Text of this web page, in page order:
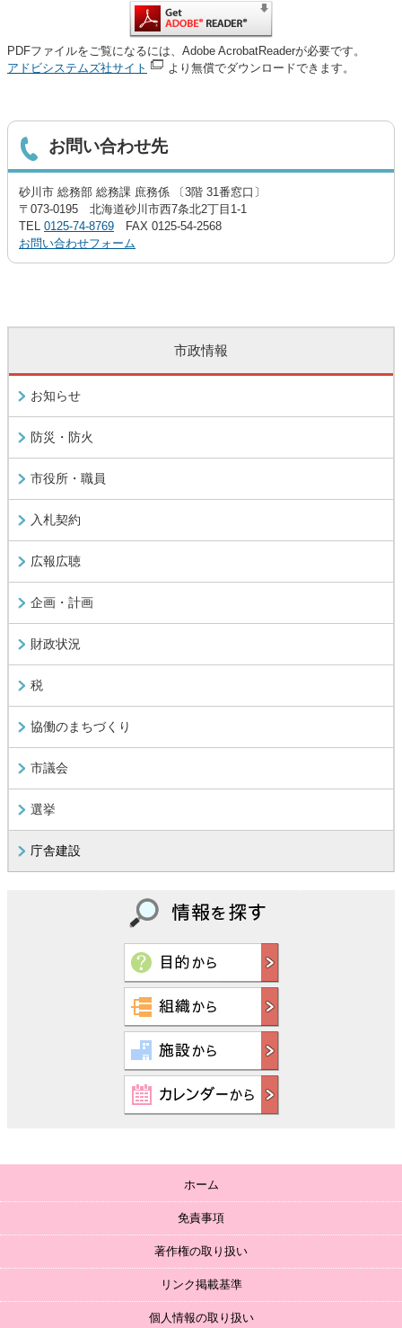
PDFファイルをご覧になるには、Adobe AcrobatReaderが必要です。
アドビシステムズ社サイト
より無償でダウンロードできます。
お問い合わせ先
砂川市 総務部 総務課 庶務係 〔3階 31番窓口〕
〒073-0195 北海道砂川市西7条北2丁目1-1
TEL 0125-74-8769 FAX 0125-54-2568
お問い合わせフォーム
市政情報
お知らせ
防災・防火
市役所・職員
入札契約
広報広聴
企画・計画
財政状況
税
協働のまちづくり
市議会
選挙
庁舎建設
ホーム
免責事項
著作権の取り扱い
リンク掲載基準
個人情報の取り扱い